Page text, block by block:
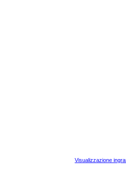
Visualizzazione